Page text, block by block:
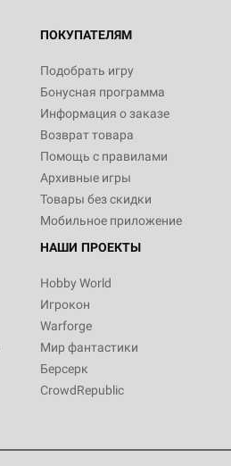
ПОКУПАТЕЛЯМ
Подобрать игру
Бонусная программа
Информация о заказе
Возврат товара
Помощь с правилами
Архивные игры
Товары без скидки
Мобильное приложение
НАШИ ПРОЕКТЫ
Hobby World
Игрокон
Warforge
Мир фантастики
Берсерк
CrowdRepublic